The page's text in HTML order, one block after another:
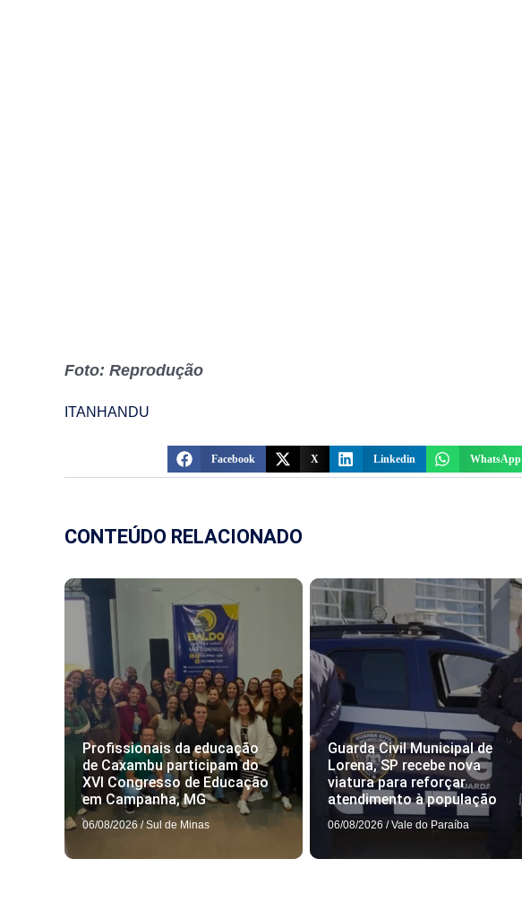
Foto: Reprodução
ITANHANDU
Facebook X Linkedin WhatsApp
CONTEÚDO RELACIONADO
Profissionais da educação
de Caxambu participam do
XVI Congresso de Educação
em Campanha, MG
06/08/2026 / Sul de Minas
Guarda Civil Municipal de
Lorena, SP recebe nova
viatura para reforçar
atendimento à população
06/08/2026 / Vale do Paraíba